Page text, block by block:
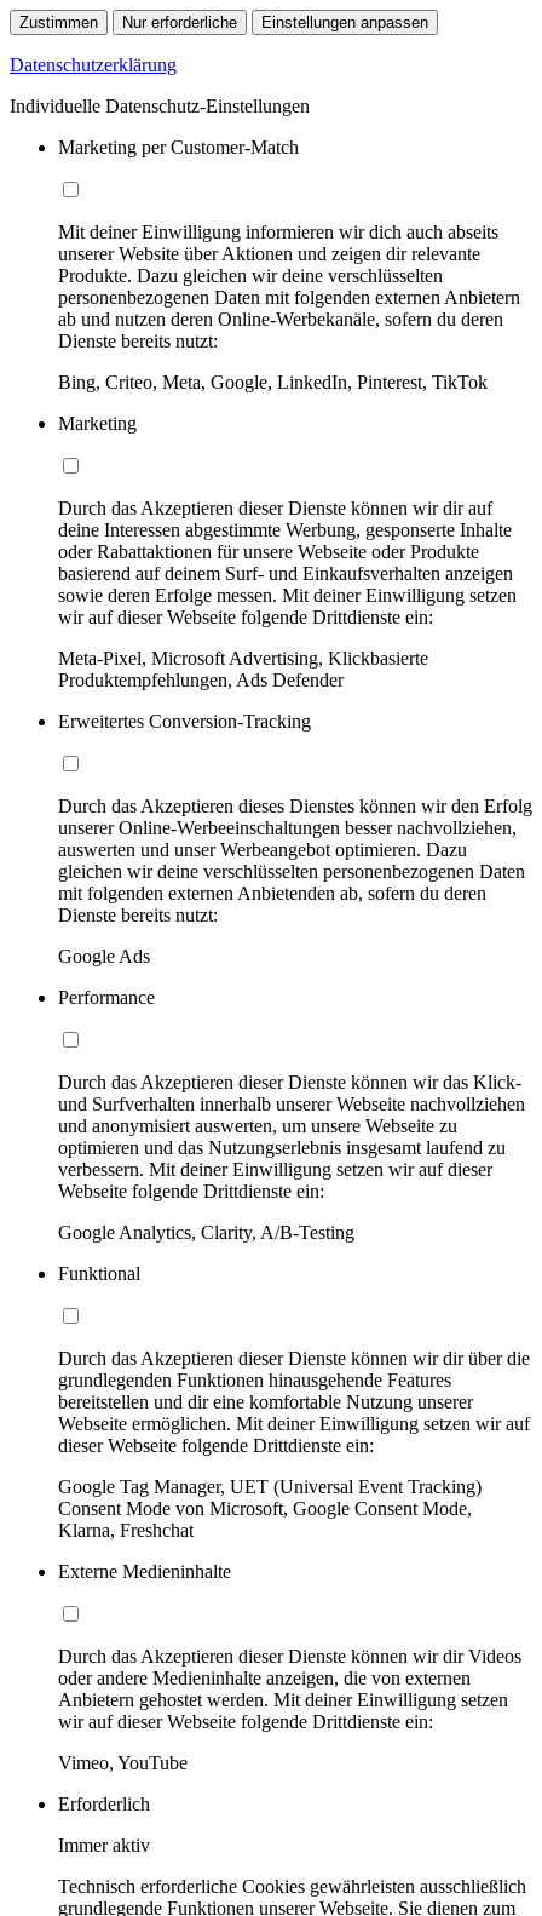
Zustimmen Nur erforderliche Einstellungen anpassen
Datenschutzerklärung
Individuelle Datenschutz-Einstellungen
Marketing per Customer-Match
Mit deiner Einwilligung informieren wir dich auch abseits
unserer Website über Aktionen und zeigen dir relevante
Produkte. Dazu gleichen wir deine verschlüsselten
personenbezogenen Daten mit folgenden externen Anbietern
ab und nutzen deren Online-Werbekanäle, sofern du deren
Dienste bereits nutzt:
Bing, Criteo, Meta, Google, LinkedIn, Pinterest, TikTok
Marketing
Durch das Akzeptieren dieser Dienste können wir dir auf
deine Interessen abgestimmte Werbung, gesponserte Inhalte
oder Rabattaktionen für unsere Webseite oder Produkte
basierend auf deinem Surf- und Einkaufsverhalten anzeigen
sowie deren Erfolge messen. Mit deiner Einwilligung setzen
wir auf dieser Webseite folgende Drittdienste ein:
Meta-Pixel, Microsoft Advertising, Klickbasierte
Produktempfehlungen, Ads Defender
Erweitertes Conversion-Tracking
Durch das Akzeptieren dieses Dienstes können wir den Erfolg
unserer Online-Werbeeinschaltungen besser nachvollziehen,
auswerten und unser Werbeangebot optimieren. Dazu
gleichen wir deine verschlüsselten personenbezogenen Daten
mit folgenden externen Anbietenden ab, sofern du deren
Dienste bereits nutzt:
Google Ads
Performance
Durch das Akzeptieren dieser Dienste können wir das Klick-
und Surfverhalten innerhalb unserer Webseite nachvollziehen
und anonymisiert auswerten, um unsere Webseite zu
optimieren und das Nutzungserlebnis insgesamt laufend zu
verbessern. Mit deiner Einwilligung setzen wir auf dieser
Webseite folgende Drittdienste ein:
Google Analytics, Clarity, A/B-Testing
Funktional
Durch das Akzeptieren dieser Dienste können wir dir über die
grundlegenden Funktionen hinausgehende Features
bereitstellen und dir eine komfortable Nutzung unserer
Webseite ermöglichen. Mit deiner Einwilligung setzen wir auf
dieser Webseite folgende Drittdienste ein:
Google Tag Manager, UET (Universal Event Tracking)
Consent Mode von Microsoft, Google Consent Mode,
Klarna, Freshchat
Externe Medieninhalte
Durch das Akzeptieren dieser Dienste können wir dir Videos
oder andere Medieninhalte anzeigen, die von externen
Anbietern gehostet werden. Mit deiner Einwilligung setzen
wir auf dieser Webseite folgende Drittdienste ein:
Vimeo, YouTube
Erforderlich
Immer aktiv
Technisch erforderliche Cookies gewährleisten ausschließlich
grundlegende Funktionen unserer Webseite. Sie dienen zum